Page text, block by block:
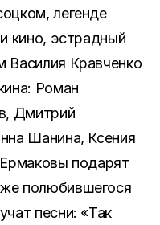
легенде
кино, эстрадный
Василия Кравченко
Роман
Дмитрий
Шанина, Ксения
подарят
полюбившегося
песни: «Так